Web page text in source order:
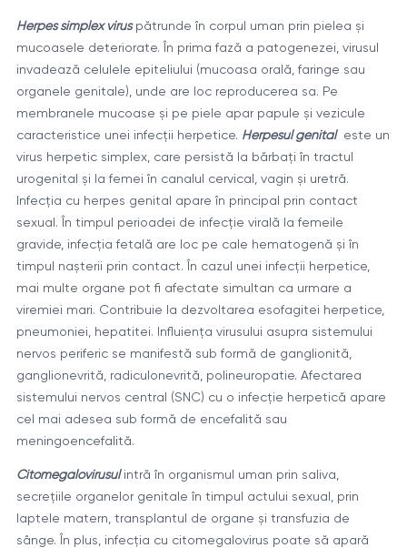
Herpes simplex viruspătrunde în corpul uman prin pielea și
mucoasele deteriorate. În prima fază a patogenezei, virusul
invadează celulele epiteliului (mucoasa orală, faringe sau
organele genitale), unde are loc reproducerea sa. Pe
membranele mucoase și pe piele apar papule și vezicule
caracteristice unei infecții herpetice. Herpesul genitaleste un
virus herpetic simplex, care persistă la bărbați în tractul
urogenital și la femei în canalul cervical, vagin și uretră.
Infecția cu herpes genital apare în principal prin contact
sexual. În timpul perioadei de infecție virală la femeile
gravide, infecția fetală are loc pe cale hematogenă și în
timpul nașterii prin contact. În cazul unei infecții herpetice,
mai multe organe pot fi afectate simultan ca urmare a
viremiei mari. Contribuie la dezvoltarea esofagitei herpetice,
pneumoniei, hepatitei. Influiența virusului asupra sistemului
nervos periferic se manifestă sub formă de ganglionită,
ganglionevrită, radiculonevrită, polineuropatie. Afectarea
sistemului nervos central (SNC) cu o infecție herpetică apare
cel mai adesea sub formă de encefalită sau
meningoencefalită.
Citomegalovirusulintră în organismul uman prin saliva,
secrețiile organelor genitale în timpul actului sexual, prin
laptele matern, transplantul de organe și transfuzia de
sânge. În plus, infecția cu citomegalovirus poate să apară